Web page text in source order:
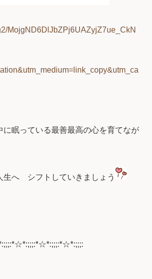
MojgND6DlJbZPj6UAZyjZ7ue_CkN
に眠っている最善最高の心を育てなが
生へ シフトしていきましょう